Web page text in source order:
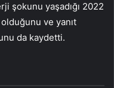
şokunu yaşadığı 2022
ve yanıt
da kaydetti.